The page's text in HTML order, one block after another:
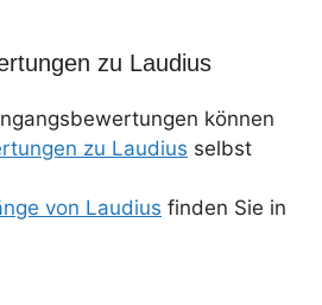
zu Laudius
können
zu Laudius selbst
von Laudius finden Sie in